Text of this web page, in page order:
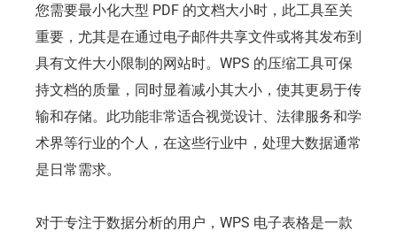
您需要最小化大型 PDF 的文档大小时，此工具至关
重要，尤其是在通过电子邮件共享文件或将其发布到
具有文件大小限制的网站时。WPS 的压缩工具可保
持文档的质量，同时显着减小其大小，使其更易于传
输和存储。此功能非常适合视觉设计、法律服务和学
术界等行业的个人，在这些行业中，处理大数据通常
是日常需求。
对于专注于数据分析的用户，WPS 电子表格是一款